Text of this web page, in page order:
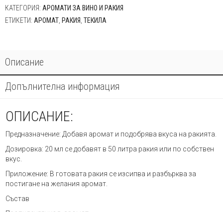
КАТЕГОРИЯ: АРОМАТИ ЗА ВИНО И РАКИЯ
ЕТИКЕТИ: АРОМАТ РАКИЯ ТЕКИЛА
Описание
Допълнителна информация
ОПИСАНИЕ:
Предназначение: Добавя аромат и подобрява вкуса на ракията.
Дозировка: 20 мл се добавят в 50 литра ракия или по собствен
вкус.
Приложение: В готовата ракия се изсипва и разбърква за
постигане на желания аромат.
Състав